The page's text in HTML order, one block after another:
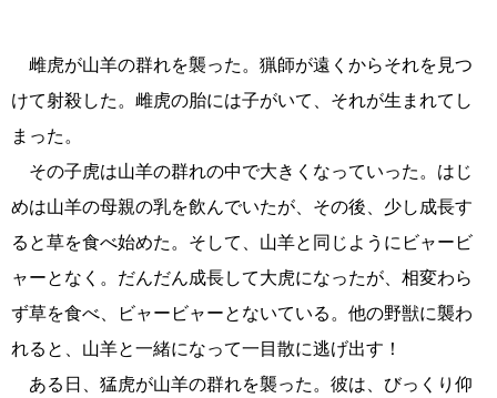
雌虎が山羊の群れを襲った。猟師が遠くからそれを見つ
けて射殺した。雌虎の胎には子がいて、それが生まれてし
まった。
その子虎は山羊の群れの中で大きくなっていった。はじ
めは山羊の母親の乳を飲んでいたが、その後、少し成長す
ると草を食べ始めた。そして、山羊と同じようにビャービ
ャーとなく。だんだん成長して大虎になったが、相変わら
ず草を食べ、ビャービャーとないている。他の野獣に襲わ
れると、山羊と一緒になって一目散に逃げ出す！
ある日、猛虎が山羊の群れを襲った。彼は、びっくり仰